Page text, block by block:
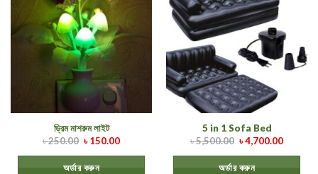
ড্রিম মাশরুম লাইট
৳250.00 ৳150.00
অর্ডার করুন
5 in 1 Sofa Bed
৳5,500.00 ৳4,700.00
অর্ডার করুন